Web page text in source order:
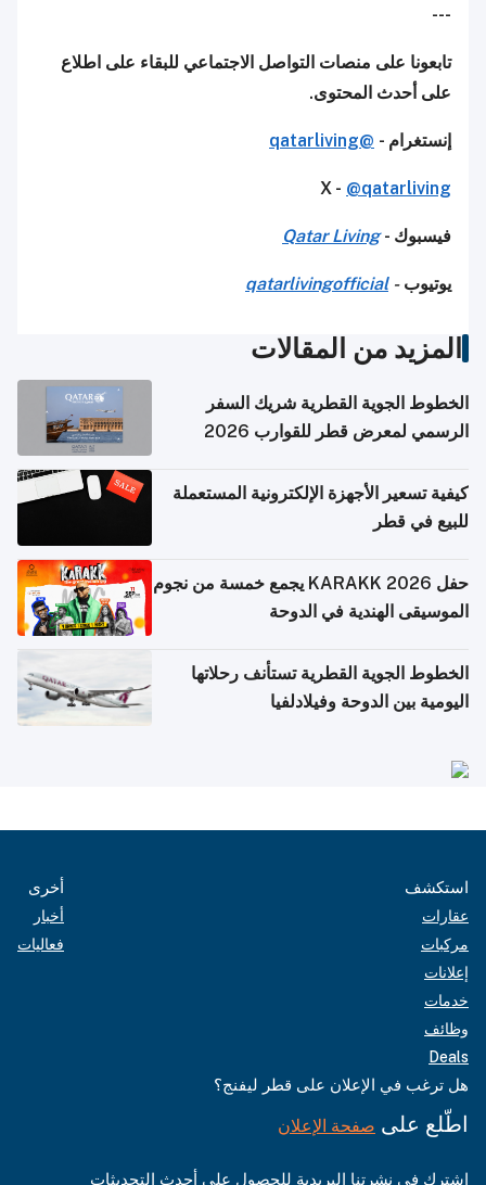
---
تابعونا على منصات التواصل الاجتماعي للبقاء على اطلاع
على أحدث المحتوى.
إنستغرام - @qatarliving
X - @qatarliving
فيسبوك -Qatar Living
يوتيوب-
qatarlivingofficial
المزيد من المقالات
الخطوط الجوية القطرية شريك السفر
الرسمي لمعرض قطر للقوارب 2026
كيفية تسعير الأجهزة الإلكترونية المستعملة
للبيع في قطر
حفل KARAKK 2026 يجمع خمسة من نجوم
الموسيقى الهندية في الدوحة
الخطوط الجوية القطرية تستأنف رحلاتها
اليومية بين الدوحة وفيلادلفيا
استكشف
عقارات
مركبات
إعلانات
خدمات
وظائف
Deals
أخرى
أخبار
فعاليات
هل ترغب في الإعلان على قطر ليفنج؟
اطّلع على صفحة الإعلان
اشترك في نشرتنا البريدية للحصول على أحدث التحديثات